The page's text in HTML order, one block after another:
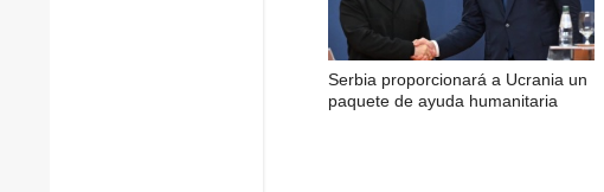
Serbia proporcionará a Ucrania un
paquete de ayuda humanitaria